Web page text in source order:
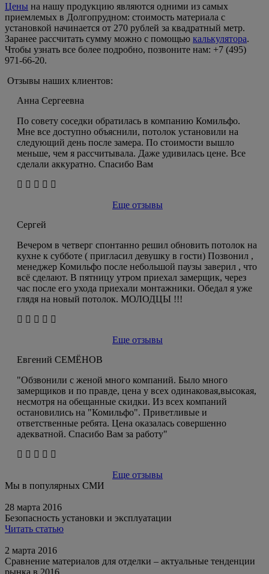
Цены на нашу продукцию являются одними из самых
приемлемых в Долгопрудном: стоимость материала с
установкой начинается от 270 рублей за квадратный метр.
Заранее рассчитать сумму можно с помощью калькулятора.
Чтобы узнать все более подробно, позвоните нам: +7 (495)
971-66-20.
Отзывы наших клиентов:
Анна Сергеевна
По совету соседки обратилась в компанию Комильфо.
Мне все доступно объяснили, потолок установили на
следующий день после замера. По стоимости вышло
меньше, чем я рассчитывала. Даже удивилась цене. Все
сделали аккуратно. Спасибо Вам
Еще отзывы
Сергей
Вечером в четверг спонтанно решил обновить потолок на
кухне к субботе ( пригласил девушку в гости) Позвонил ,
менеджер Комильфо после небольшой паузы заверил , что
всё сделают. В пятницу утром приехал замерщик, через
час после его ухода приехали монтажники. Обедал я уже
глядя на новый потолок. МОЛОДЦЫ !!!
Еще отзывы
Евгений СЕМЁНОВ
"Обзвонили с женой много компаний. Было много
замерщиков и по правде, цена у всех одинаковая,высокая,
несмотря на обещанные скидки. Из всех компаний
остановились на "Комильфо". Приветливые и
ответственные ребята. Цена оказалась совершенно
адекватной. Спасибо Вам за работу"
Еще отзывы
Мы в популярных СМИ
28 марта 2016
Безопасность установки и эксплуатации
Читать статью
2 марта 2016
Сравнение материалов для отделки – актуальные тенденции
рынка в 2016